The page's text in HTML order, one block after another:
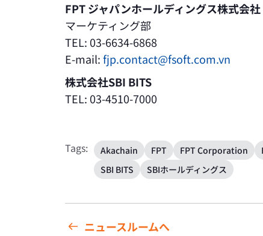
FPT ジャパンホールディングス株式会
マーケティング部
TEL: 03-6634-6868
E-mail:fjp.contact@fsoft.com.vn
株式会社SBI BITS
TEL: 03-4510-7000
Tags: Akachain FPT FPT Corporation
SBI BITS
SBIホールディングス
ニュースルームへ